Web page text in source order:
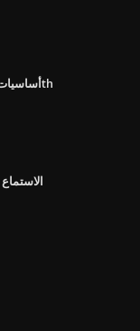
أساسيات أسواق العقود الآجلة والخيارات الطبعة الاليكترونى 8th